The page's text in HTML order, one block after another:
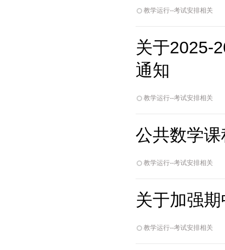
教学运行--考试安排相关
关于2025-
通知
教学运行--考试安排相关
公共数学
教学运行--考试安排相关
关于加强
教学运行--考试安排相关